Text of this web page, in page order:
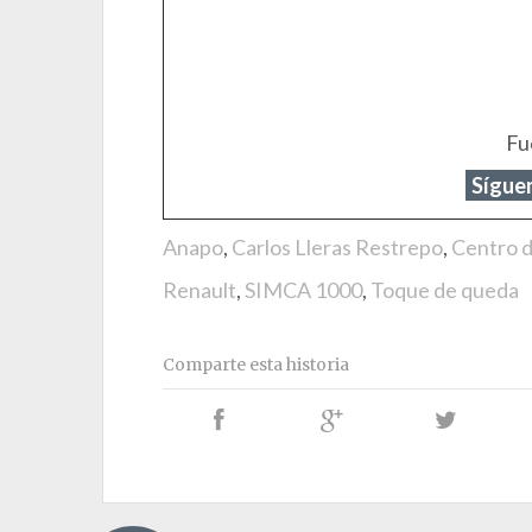
Anapo, Carlos Lleras Restrepo, Centro
Renault,SIMCA 1000, Toque de queda
Comparte esta historia